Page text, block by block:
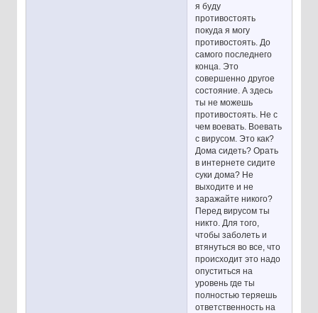
я буду
противостоять
покуда я могу
противостоять. До
самого последнего
конца. Это
совершенно другое
состояние. А здесь
ты не можешь
противостоять. Не с
чем воевать. Воевать
с вирусом. Это как?
Дома сидеть? Орать
в интернете сидите
суки дома? Не
выходите и не
заражайте никого?
Перед вирусом ты
никто. Для того,
чтобы заболеть и
втянуться во все, что
происходит это надо
опуститься на
уровень где ты
полностью теряешь
ответственность на